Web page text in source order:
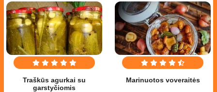
Traškūs agurkai su
garstyčiomis
Marinuotos voveraitės